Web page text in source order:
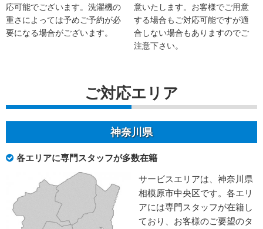
応可能でございます。洗濯機の
重さによっては予めご予約が必
要になる場合がございます。
意いたします。お客様でご用意
する場合もご対応可能ですが適
合しない場合もありますのでご
注意下さい。
ご対応エリア
神奈川県
各エリアに専門スタッフが多数在籍
サービスエリアは、神奈川県
相模原市中央区です。各エリ
アには専門スタッフが在籍し
ており、お客様のご要望のタ